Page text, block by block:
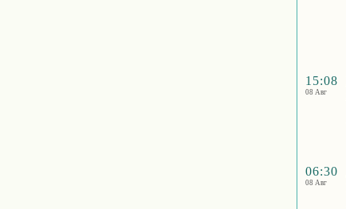
15:08
08 Авг
06:30
08 Авг